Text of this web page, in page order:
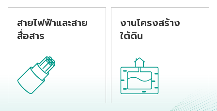
ความร้อนดีเยี่ยม ใช้งาน
ได้ยาวนาน
สายไฟฟ้าและสาย
สื่อสาร
งานโครงสร้าง
ใต้ดิน